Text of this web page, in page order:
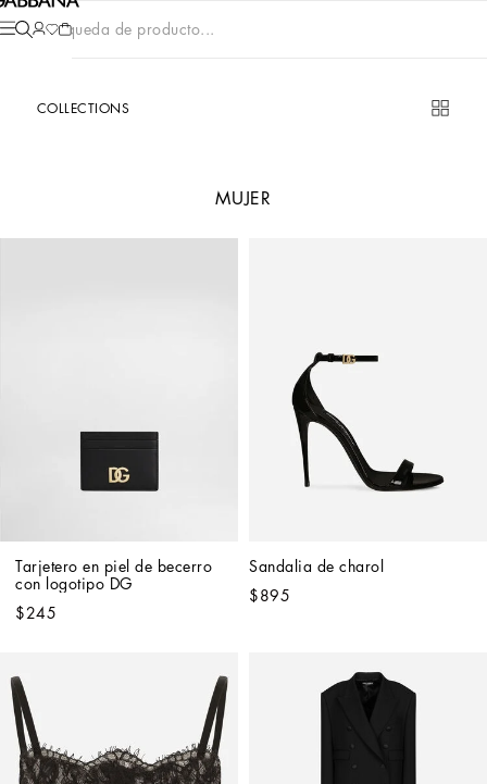
Búsqueda de producto...
COLLECTIONS
MUJER
Tarjetero en piel de becerro
con logotipo DG
$245
Sandalia de charol
$895